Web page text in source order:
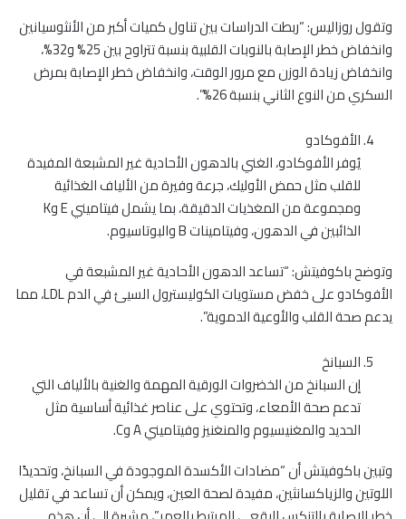
وتقول روزاليس: “ربطت الدراسات بين تناول كميات أكبر من الأنثوسيانين
وانخفاض خطر الإصابة بالنوبات القلبية بنسبة تتراوح بين 25% و32%،
وانخفاض زيادة الوزن مع مرور الوقت، وانخفاض خطر الإصابة بمرض
السكري من النوع الثاني بنسبة 26%”.
الأفوكادو
يُوفر الأفوكادو، الغني بالدهون الأحادية غير المشبعة المفيدة
للقلب مثل حمض الأوليك، جرعة وفيرة من الألياف الغذائية
ومجموعة من المغذيات الدقيقة، بما يشمل فيتاميني E وK
الذائبين في الدهون، وفيتامينات B والبوتاسيوم.
وتوضح باكوفيتش: “تساعد الدهون الأحادية غير المشبعة في
الأفوكادو على خفض مستويات الكوليسترول السيئ في الدم LDL، مما
يدعم صحة القلب والأوعية الدموية”.
السبانخ
إن السبانخ من الخضروات الورقية المهمة والغنية بالألياف التي
تدعم صحة الأمعاء، وتحتوي على عناصر غذائية أساسية مثل
الحديد والمغنيسيوم والمنغنيز وفيتاميني A وC.
وتبين باكوفيتش أن “مضادات الأكسدة الموجودة في السبانخ، وتحديدًا
اللوتين والزياكسانثين، مفيدة لصحة العين، ويمكن أن تساعد في تقليل